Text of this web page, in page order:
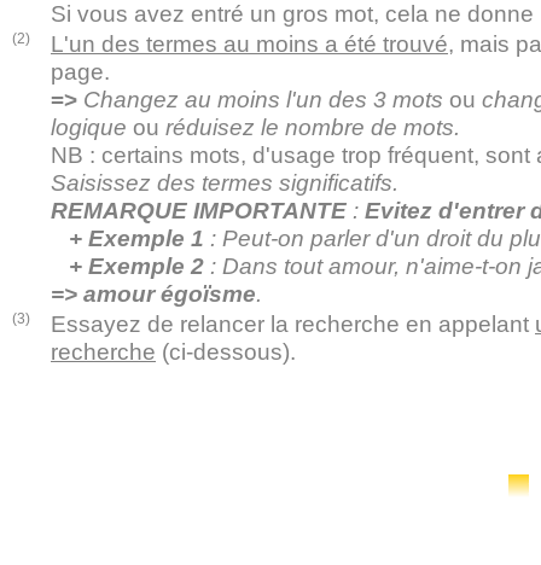
Si vous avez entré un gros mot, cela ne donne
(2) L'un des termes au moins a été trouvé, mais
page.
=> Changez au moins l'un des 3 mots ou
logique ou réduisez le nombre de mots.
NB : certains mots, d'usage trop fréquent,
Saisissez des termes significatifs.
REMARQUE IMPORTANTE : Evitez d'entrer
+ Exemple 1 : Peut-on parler d'un droit du
+ Exemple 2 : Dans tout amour, n'aime-t-on
=> amour égoïsme.
(3) Essayez de relancer la recherche en appelant
recherche (ci-dessous).